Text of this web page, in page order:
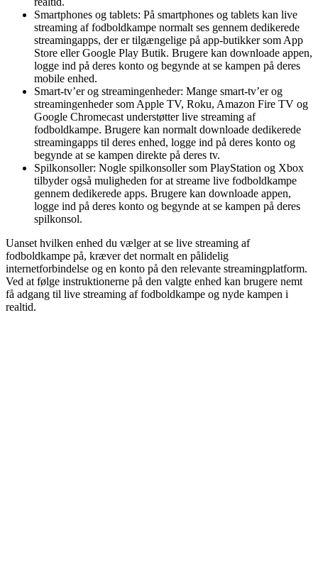
Smartphones og tablets: På smartphones og tablets kan live
streaming af fodboldkampe normalt ses gennem dedikerede
streamingapps, der er tilgængelige på app-butikker som App
Store eller Google Play Butik. Brugere kan downloade appen,
logge ind på deres konto og begynde at se kampen på deres
mobile enhed.
Smart-tv’er og streamingenheder: Mange smart-tv’er og
streamingenheder som Apple TV, Roku, Amazon Fire TV og
Google Chromecast understøtter live streaming af
fodboldkampe. Brugere kan normalt downloade dedikerede
streamingapps til deres enhed, logge ind på deres konto og
begynde at se kampen direkte på deres tv.
Spilkonsoller: Nogle spilkonsoller som PlayStation og Xbox
tilbyder også muligheden for at streame live fodboldkampe
gennem dedikerede apps. Brugere kan downloade appen,
logge ind på deres konto og begynde at se kampen på deres
spilkonsol.
Uanset hvilken enhed du vælger at se live streaming af
fodboldkampe på, kræver det normalt en pålidelig
internetforbindelse og en konto på den relevante streamingplatform.
Ved at følge instruktionerne på den valgte enhed kan brugere nemt
få adgang til live streaming af fodboldkampe og nyde kampen i
realtid.